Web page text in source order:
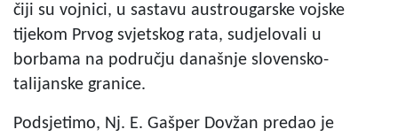
čiji su vojnici, u sastavu austrougarske vojske
tijekom Prvog svjetskog rata, sudjelovali u
borbama na području današnje slovensko-
talijanske granice.
Podsjetimo, Nj. E. Gašper Dovžan predao je